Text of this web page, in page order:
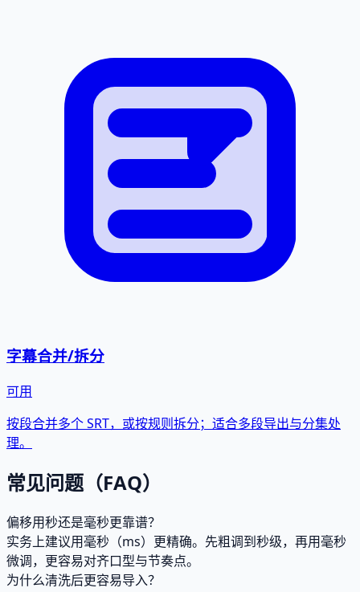
字幕合并/拆分
可用
按段合并多个 SRT，或按规则拆分；适合多段导出与分集处
理。
常见问题（FAQ）
偏移用秒还是毫秒更靠谱？
实务上建议用毫秒（ms）更精确。先粗调到秒级，再用毫秒
微调，更容易对齐口型与节奏点。
为什么清洗后更容易导入？